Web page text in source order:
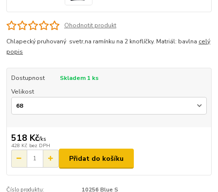
Ohodnotit produkt
Chlapecký pruhovaný svetr,na ramínku na 2 knoflíčky. Matriál: bavlna celý
popis
Dostupnost
Skladem 1 ks
Velikost
518 Kč/ks
428 Kč bez DPH
Přidat do košíku
Číslo produktu:
10256 Blue S